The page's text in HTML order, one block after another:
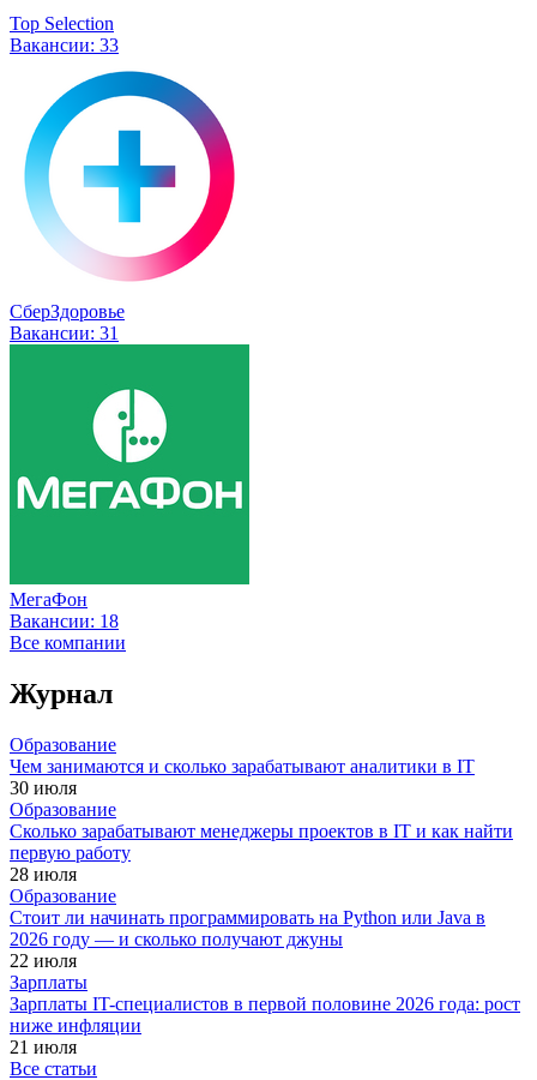
Top Selection
Вакансии: 33
СберЗдоровье
Вакансии: 31
МегаФон
Вакансии: 18
Все компании
Журнал
Образование
Чем занимаются и сколько зарабатывают аналитики в IT
30 июля
Образование
Сколько зарабатывают менеджеры проектов в IT и как найти
первую работу
28 июля
Образование
Стоит ли начинать программировать на Python или Java в
2026 году — и сколько получают джуны
22 июля
Зарплаты
Зарплаты IT-специалистов в первой половине 2026 года: рост
ниже инфляции
21 июля
Все статьи